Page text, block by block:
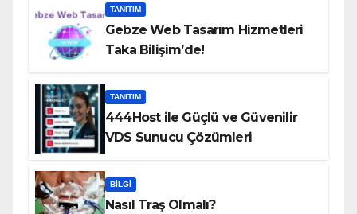
TANITIM
Gebze Web Tasarım Hizmetleri
Taka Bilişim’de!
TANITIM
444Host ile Güçlü ve Güvenilir
VDS Sunucu Çözümleri
BILGI
Nasıl Traş Olmalı?